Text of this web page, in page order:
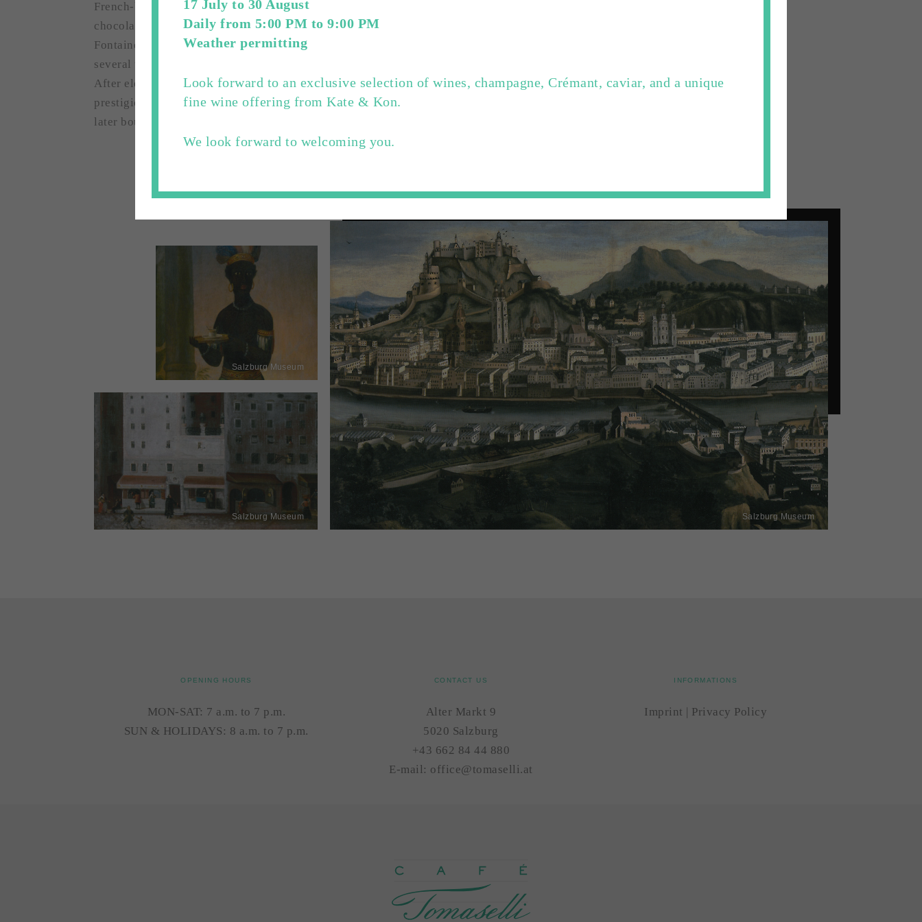
17 July to 30 August
Daily from 5:00 PM to 9:00 PM
Weather permitting
Look forward to an exclusive selection of wines, champagne, Crémant, caviar, and a unique
fine wine offering from Kate & Kon.
We look forward to welcoming you.
French-born Johann Fontaine obtained trade law approval to sell
chocolate, tea and coffee on the 31st of march in 1700. After
Fontaine's death, the café with the vaulted ceiling changed hands
several times. In 1753, Anton Staiger took over the establishment.
After eleven years, in 1764, he succeeded in purchasing the
prestigious building on today's Alter Markt, which Carl Tomaselli
later bought in 1852.
Salzburg Museum
Salzburg Museum Salzburg Museum
OPENING HOURS
MON-SAT: 7 a.m. to 7 p.m.
SUN & HOLIDAYS: 8 a.m. to 7 p.m.
CONTACT US
Alter Markt 9
5020 Salzburg
+43 662 84 44 880
E-mail: office@tomaselli.at
INFORMATIONS
Imprint | Privacy Policy